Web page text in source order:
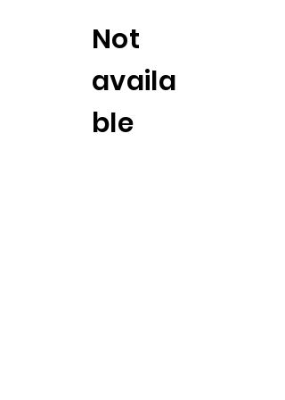
Not
availa
ble